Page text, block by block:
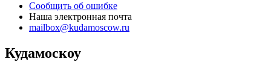
Сообщить об ошибке
Наша электронная почта
mailbox@kudamoscow.ru
Кудамоскоу